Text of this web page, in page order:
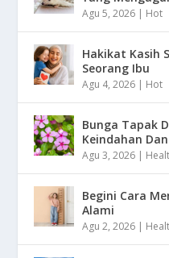
Agu 5, 2026 | Hot
Hakikat Kasih
Seorang Ibu
Agu 4, 2026 | Hot
Bunga Tapak
Keindahan
Agu 3, 2026 |
Begini Cara
Alami
Agu 2, 2026 |